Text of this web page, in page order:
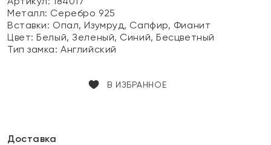
Металл: Серебро 925
Вставки: Опал, Изумруд, Сапфир, Фианит
Цвет:Белый, Зеленый, Синий, Бесцветный
Тип замка:Английский
В ИЗБРАННОЕ
Доставка